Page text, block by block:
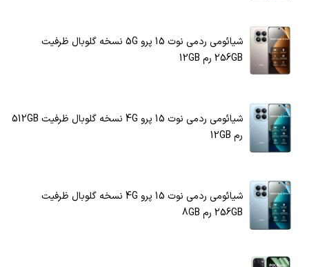
شیائومی ردمی نوت 15 پرو 5G نسخه گلوبال ظرفیت
256GB رم 12GB
شیائومی ردمی نوت 15 پرو 4G نسخه گلوبال ظرفیت 512GB
رم 12GB
شیائومی ردمی نوت 15 پرو 4G نسخه گلوبال ظرفیت
256GB رم 8GB